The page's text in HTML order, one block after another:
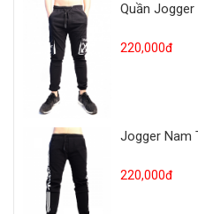
220,000đ
Jogger Nam
220,000đ